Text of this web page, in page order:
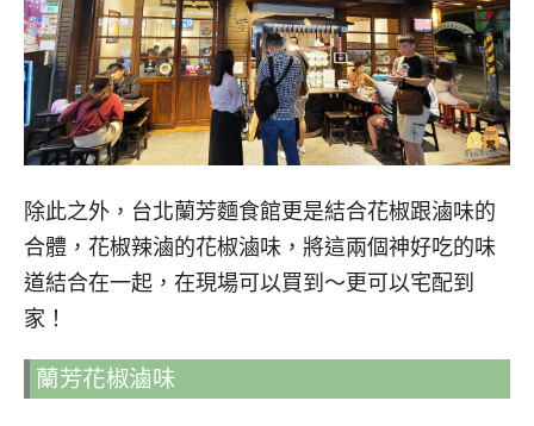
除此之外，台北蘭芳麵食館更是結合花椒跟滷味的
合體，花椒辣滷的花椒滷味，將這兩個神好吃的味
道結合在一起，在現場可以買到～更可以宅配到
家！
蘭芳花椒滷味